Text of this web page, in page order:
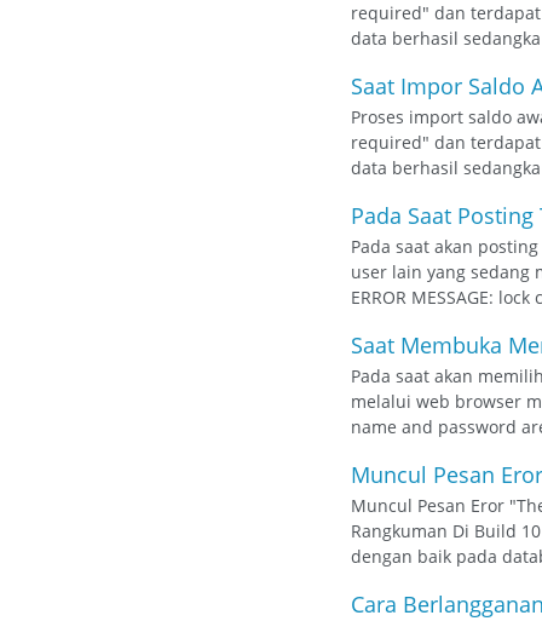
required" dan
data berhasil
Saat Impor Saldo
Proses import saldo
required" dan
data berhasil
Pada Saat
Pada saat akan
user lain yang sedang
ERROR MESSAGE:
Saat Membuka
Pada saat akan
melalui web browser
name and password
Muncul Pesan
Muncul Pesan Eror
Rangkuman Di Build
dengan baik pada
Cara